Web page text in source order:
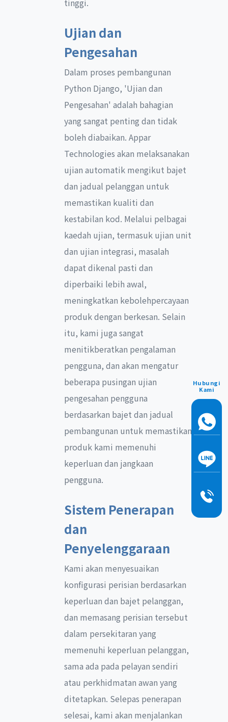
tinggi.
Ujian dan
Pengesahan
Dalam proses pembangunan
Python Django, 'Ujian dan
Pengesahan' adalah bahagian
yang sangat penting dan tidak
boleh diabaikan. Appar
Technologies akan melaksanakan
ujian automatik mengikut bajet
dan jadual pelanggan untuk
memastikan kualiti dan
kestabilan kod. Melalui pelbagai
kaedah ujian, termasuk ujian unit
dan ujian integrasi, masalah
dapat dikenal pasti dan
diperbaiki lebih awal,
meningkatkan kebolehpercayaan
produk dengan berkesan. Selain
itu, kami juga sangat
menitikberatkan pengalaman
pengguna, dan akan mengatur
beberapa pusingan ujian
pengesahan pengguna
berdasarkan bajet dan jadual
pembangunan untuk memastikan
produk kami memenuhi
keperluan dan jangkaan
pengguna.
Sistem Penerapan
dan
Penyelenggaraan
Kami akan menyesuaikan
konfigurasi perisian berdasarkan
keperluan dan bajet pelanggan,
dan memasang perisian tersebut
dalam persekitaran yang
memenuhi keperluan pelanggan,
sama ada pada pelayan sendiri
atau perkhidmatan awan yang
ditetapkan. Selepas penerapan
selesai, kami akan menjalankan
Hubungi
Kami